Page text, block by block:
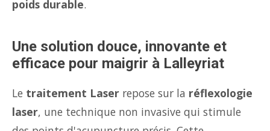
poids durable.
Une solution douce, innovante et
efficace pour maigrir à Lalleyriat
Le traitement Laser repose sur la réflexologie
laser, une technique non invasive qui stimule